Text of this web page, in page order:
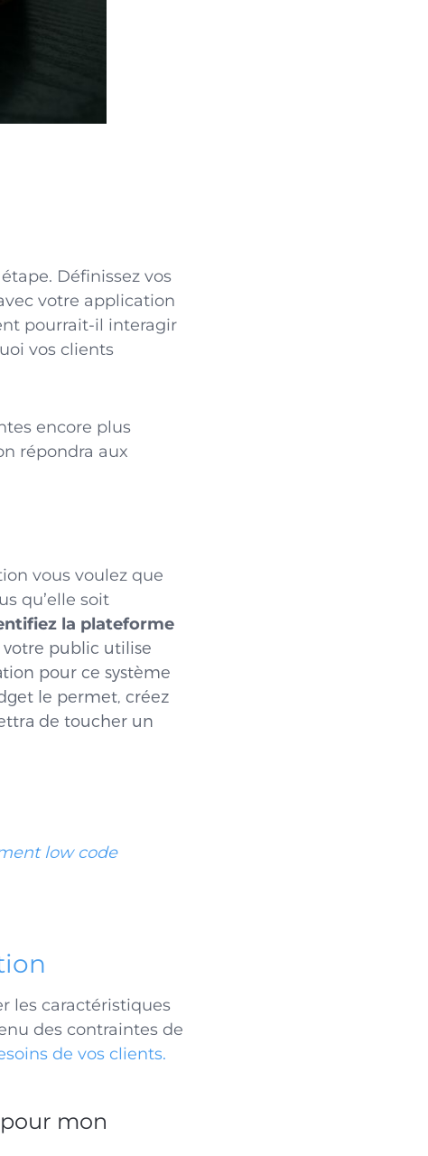
Définissez vos
votre application
pourrait-il interagir
vos clients
encore plus
répondra aux
vous voulez que
qu’elle soit
la plateforme
votre public utilise
pour ce système
le permet, créez
de toucher un
low code
les caractéristiques
des contraintes de
de vos clients.
mon